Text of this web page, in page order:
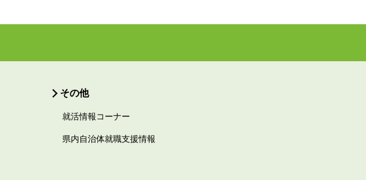
その他
就活情報コーナー
県内自治体就職支援情報